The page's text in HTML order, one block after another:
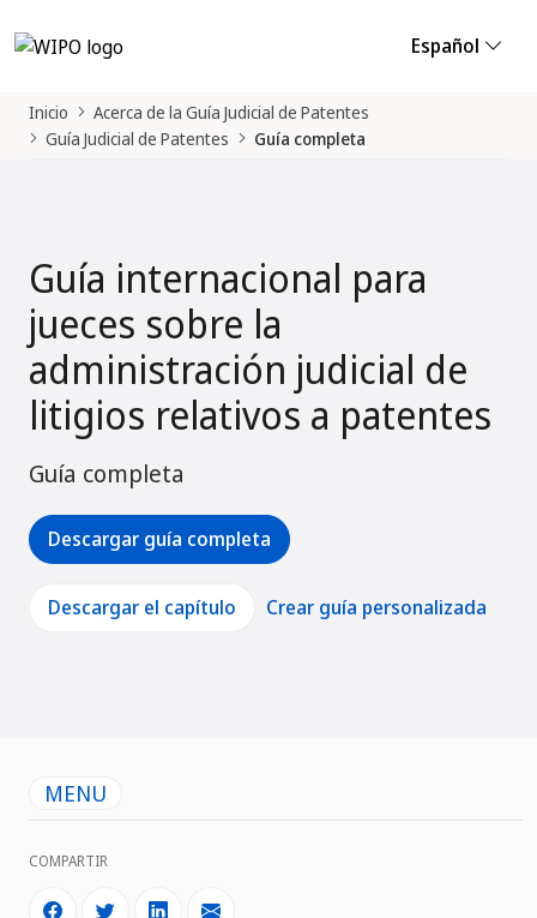
Español
Inicio
Acerca de la Guía Judicial de Patentes
Guía Judicial de Patentes
Guía completa
Guía internacional para
jueces sobre la
administración judicial de
litigios relativos a patentes
Guía completa
Descargar guía completa
Descargar el capítulo Crear guía personalizada
MENU
COMPARTIR